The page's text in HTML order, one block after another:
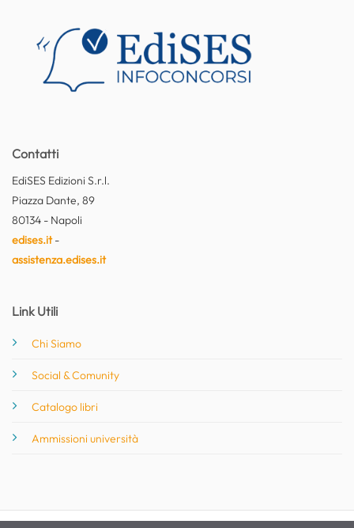
Contatti
EdiSES Edizioni S.r.l.
Piazza Dante, 89
80134 - Napoli
edises.it-
assistenza.edises.it
Link Utili
Chi Siamo
Social & Comunity
Catalogo libri
Ammissioni università